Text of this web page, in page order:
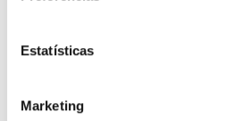
Estatísticas
Marketing